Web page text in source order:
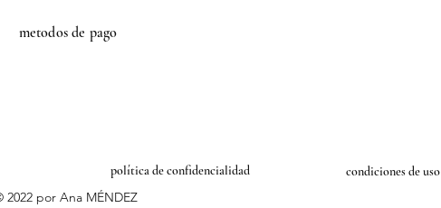
metodos de pago
política de confidencialidad condiciones de uso
2022 por Ana MÉNDEZ